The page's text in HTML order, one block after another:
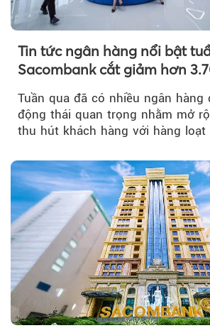
Tin tức ngân hàng nổi bật
Sacombank cắt giảm hơn
Tuần qua đã có nhiều ngân hàng
động thái quan trọng nhằm mở
thu hút khách hàng với hàng loạt